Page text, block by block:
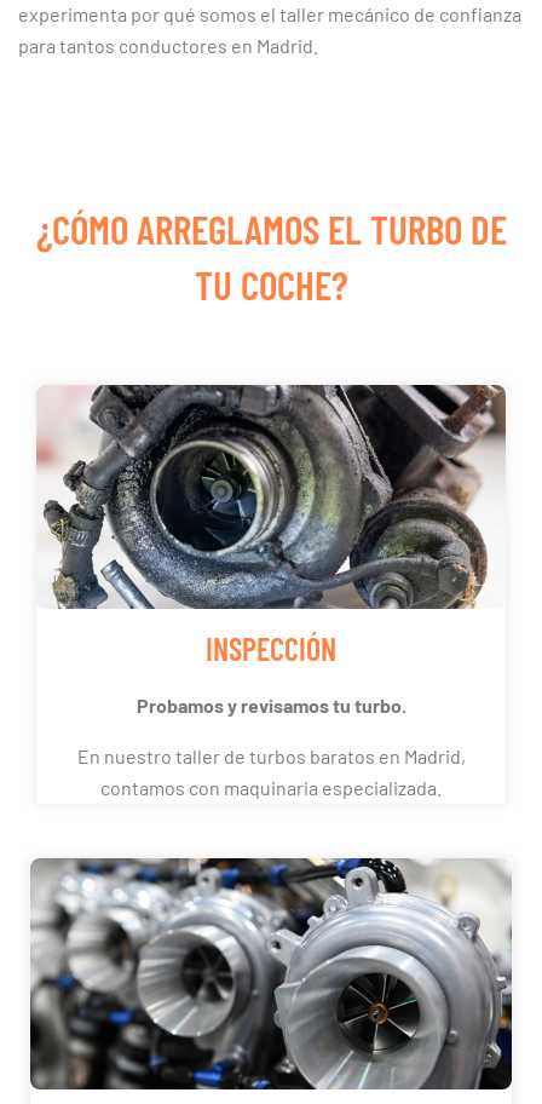
experimenta por qué somos el taller mecánico de confianza
para tantos conductores en Madrid.
¿CÓMO ARREGLAMOS EL TURBO DE
TU COCHE?
INSPECCIÓN
Probamos y revisamos tu turbo.
En nuestro taller de turbos baratos en Madrid,
contamos con maquinaria especializada.